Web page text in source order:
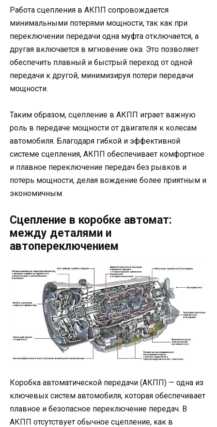
Работа сцепления в АКПП сопровождается
минимальными потерями мощности, так как при
переключении передачи одна муфта отключается, а
другая включается в мгновение ока. Это позволяет
обеспечить плавный и быстрый переход от одной
передачи к другой, минимизируя потери передачи
мощности.
Таким образом, сцепление в АКПП играет важную
роль в передаче мощности от двигателя к колесам
автомобиля. Благодаря гибкой и эффективной
системе сцепления, АКПП обеспечивает комфортное
и плавное переключение передач без рывков и
потерь мощности, делая вождение более приятным и
экономичным.
Сцепление в коробке автомат:
между деталями и
автопереключением
Коробка автоматической передачи (АКПП) — одна из
ключевых систем автомобиля, которая обеспечивает
плавное и безопасное переключение передач. В
АКПП отсутствует обычное сцепление, как в